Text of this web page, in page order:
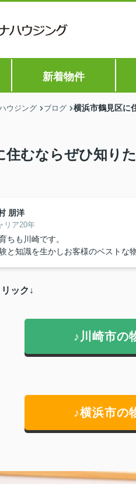
新着物件
ウジング ブログ 横浜市鶴見区に
住むならぜひ知り
朋洋
リア20年
ちも川崎です。
と知識を生かしお客様のベストな
ック↓
♪川崎市の
♪横浜市の